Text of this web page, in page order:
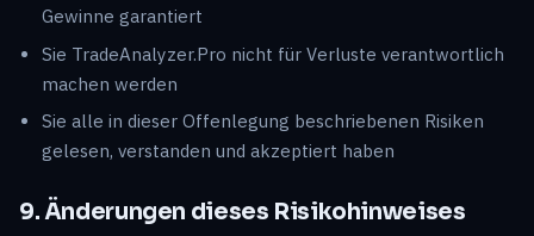
Gewinne garantiert
Sie TradeAnalyzer.Pro nicht für Verluste verantwortlich
machen werden
Sie alle in dieser Offenlegung beschriebenen Risiken
gelesen, verstanden und akzeptiert haben
9. Änderungen dieses Risikohinweises